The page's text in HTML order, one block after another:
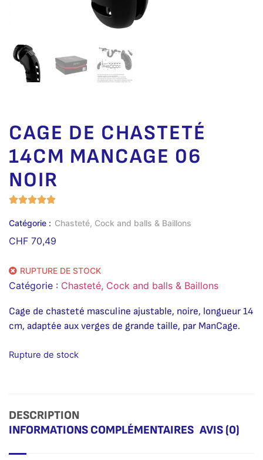
CAGE DE CHASTETÉ
14CM MANCAGE 06
NOIR
Catégorie : Chasteté, Cock and balls & Baillons
CHF 70,49
RUPTURE DE STOCK
Catégorie : Chasteté, Cock and balls & Baillons
Cage de chasteté masculine ajustable, noire, longueur 14
cm, adaptée aux verges de grande taille, par ManCage.
Rupture de stock
DESCRIPTION
INFORMATIONS COMPLÉMENTAIRES AVIS (0)